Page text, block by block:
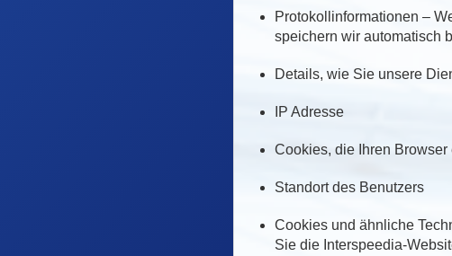
Protokollinformationen –
speichern wir automatisch
Details, wie Sie unsere
IP Adresse
Cookies, die Ihren
Standort des Benutzers
Cookies und ähnliche
Sie die Interspeedia-